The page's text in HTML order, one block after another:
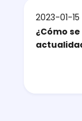
2023-01-
¿Cómo